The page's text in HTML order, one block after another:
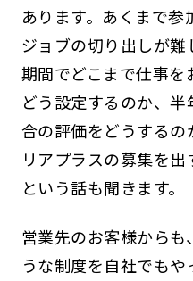
あります。あくまで参
ジョブの切り出しが難
期間でどこまで仕事を
どう設定するのか、
合の評価をどうするの
リアプラスの募集を
という話も聞きます。
営業先のお客様からも
うな制度を自社でも